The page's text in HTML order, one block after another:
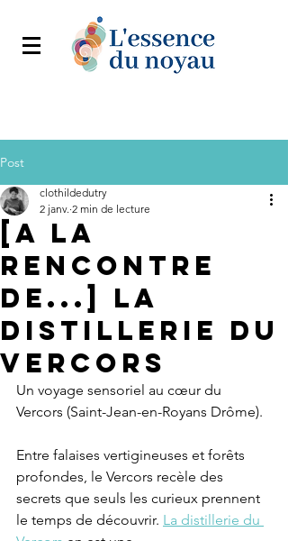
Post
[a la
rencontre
de...] La
distillerie du
vercors
clothildedutry
2 janv. 2 min de lecture
Un voyage sensoriel au cœur du
Vercors (Saint-Jean-en-Royans Drôme).
Entre falaises vertigineuses et forêts
profondes, le Vercors recèle des
secrets que seuls les curieux prennent
le temps de découvrir. La distillerie du